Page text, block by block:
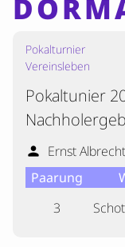
Home
Mannschaften
Termine
Pokalturnier
Vereinsleben
Pokaltunier
person Ernst
Paarung
3